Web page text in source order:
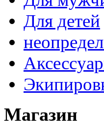
Для детей
Магазин